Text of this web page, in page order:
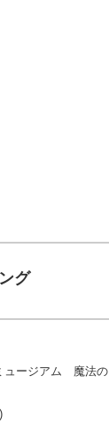
グ
ュージアム 魔法の